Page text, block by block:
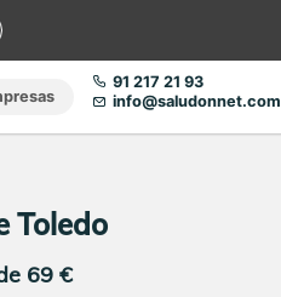
91 217 21 93
info@saludonnet.com
Toledo
69 €